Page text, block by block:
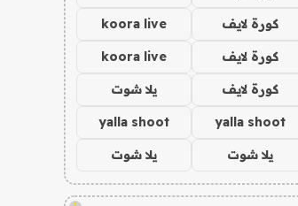
كورة لايف koora live
كورة لايف koora live
كورة لايف يلا شوت
yalla shoot
yalla shoot
يلا شوت يلا شوت